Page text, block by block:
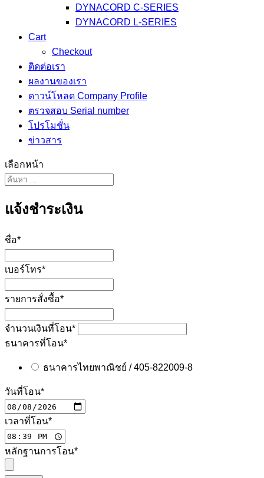
DYNACORD C-SERIES
DYNACORD L-SERIES
Cart
Checkout
ติดต่อเรา
ผลงานของเรา
ดาวน์โหลด Company Profile
ตรวจสอบ Serial number
โปรโมชั่น
ข่าวสาร
เลือกหน้า
แจ้งชำระเงิน
ชื่อ*
เบอร์โทร*
รายการสั่งซื้อ*
จำนวนเงินที่โอน*
ธนาคารที่โอน*
ธนาคารไทยพาณิชย์ / 405-822009-8
วันที่โอน*
เวลาที่โอน*
หลักฐานการโอน*